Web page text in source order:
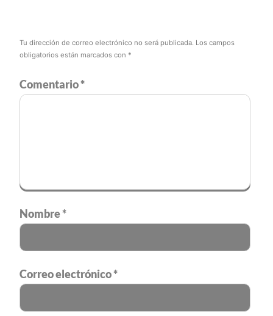
Tu dirección de correo electrónico no será publicada. Los campos
obligatorios están marcados con *
Comentario*
Nombre*
Correo electrónico*